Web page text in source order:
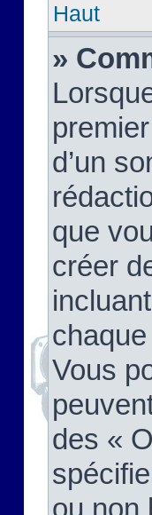
Haut
»
d’un
que
créer
Vous
des «
ou non